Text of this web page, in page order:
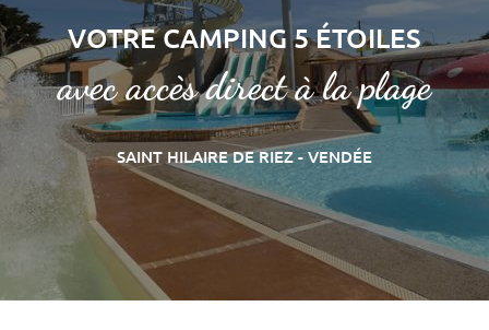
VOTRE CAMPING 5 ÉTOILES
avec accès direct à la plage
SAINT HILAIRE DE RIEZ - VENDÉE